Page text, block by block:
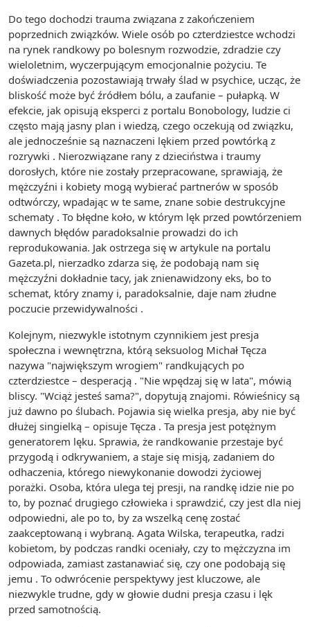
Do tego dochodzi trauma związana z zakończeniem
poprzednich związków. Wiele osób po czterdziestce wchodzi
na rynek randkowy po bolesnym rozwodzie, zdradzie czy
wieloletnim, wyczerpującym emocjonalnie pożyciu. Te
doświadczenia pozostawiają trwały ślad w psychice, ucząc, że
bliskość może być źródłem bólu, a zaufanie – pułapką. W
efekcie, jak opisują eksperci z portalu Bonobology, ludzie ci
często mają jasny plan i wiedzą, czego oczekują od związku,
ale jednocześnie są naznaczeni lękiem przed powtórką z
rozrywki . Nierozwiązane rany z dzieciństwa i traumy
dorosłych, które nie zostały przepracowane, sprawiają, że
mężczyźni i kobiety mogą wybierać partnerów w sposób
odtwórczy, wpadając w te same, znane sobie destrukcyjne
schematy . To błędne koło, w którym lęk przed powtórzeniem
dawnych błędów paradoksalnie prowadzi do ich
reprodukowania. Jak ostrzega się w artykule na portalu
Gazeta.pl, nierzadko zdarza się, że podobają nam się
mężczyźni dokładnie tacy, jak znienawidzony eks, bo to
schemat, który znamy i, paradoksalnie, daje nam złudne
poczucie przewidywalności .
Kolejnym, niezwykle istotnym czynnikiem jest presja
społeczna i wewnętrzna, którą seksuolog Michał Tęcza
nazywa "największym wrogiem" randkujących po
czterdziestce – desperacją . "Nie wpędzaj się w lata", mówią
bliscy. "Wciąż jesteś sama?", dopytują znajomi. Rówieśnicy są
już dawno po ślubach. Pojawia się wielka presja, aby nie być
dłużej singielką – opisuje Tęcza . Ta presja jest potężnym
generatorem lęku. Sprawia, że randkowanie przestaje być
przygodą i odkrywaniem, a staje się misją, zadaniem do
odhaczenia, którego niewykonanie dowodzi życiowej
porażki. Osoba, która ulega tej presji, na randkę idzie nie po
to, by poznać drugiego człowieka i sprawdzić, czy jest dla niej
odpowiedni, ale po to, by za wszelką cenę zostać
zaakceptowaną i wybraną. Agata Wilska, terapeutka, radzi
kobietom, by podczas randki oceniały, czy to mężczyzna im
odpowiada, zamiast zastanawiać się, czy one podobają się
jemu . To odwrócenie perspektywy jest kluczowe, ale
niezwykle trudne, gdy w głowie dudni presja czasu i lęk
przed samotnością.